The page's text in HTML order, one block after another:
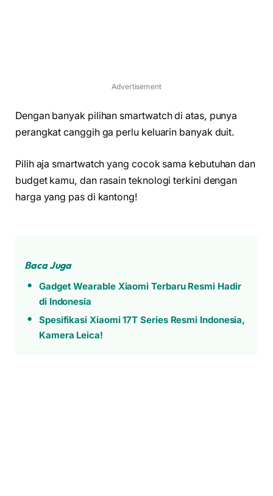
Advertisement
Dengan banyak pilihan smartwatch di atas, punya
perangkat canggih ga perlu keluarin banyak duit.
Pilih aja smartwatch yang cocok sama kebutuhan dan
budget kamu, dan rasain teknologi terkini dengan
harga yang pas di kantong!
Baca Juga
Gadget Wearable Xiaomi Terbaru Resmi Hadir
di Indonesia
Spesifikasi Xiaomi 17T Series Resmi Indonesia,
Kamera Leica!